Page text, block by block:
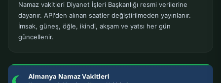
Namaz vakitleri Diyanet İşleri Başkanlığı resmi verilerine
dayanır. API'den alınan saatler değiştirilmeden yayınlanır.
İmsak, güneş, öğle, ikindi, akşam ve yatsı her gün
güncellenir.